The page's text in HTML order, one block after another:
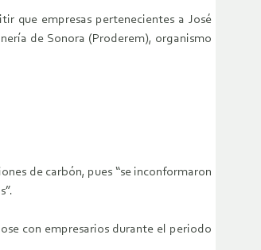
que empresas pertenecientes a José
de Sonora (Proderem), organismo
de carbón, pues “se inconformaron
con empresarios durante el periodo